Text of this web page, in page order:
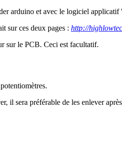
arduino et avec le logiciel
sur ces deux pages : http://
sur le PCB. Ceci est facultatif.
il sera préférable de les enlever